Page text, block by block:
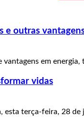
outras
em
vidas
terça-feira, 28